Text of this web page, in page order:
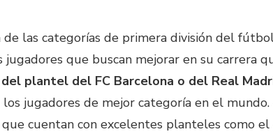
de las categorías de primera división del
jugadores que buscan mejorar en su carrera
plantel del FC Barcelona o del Real
jugadores de mejor categoría en el
cuentan con excelentes planteles como